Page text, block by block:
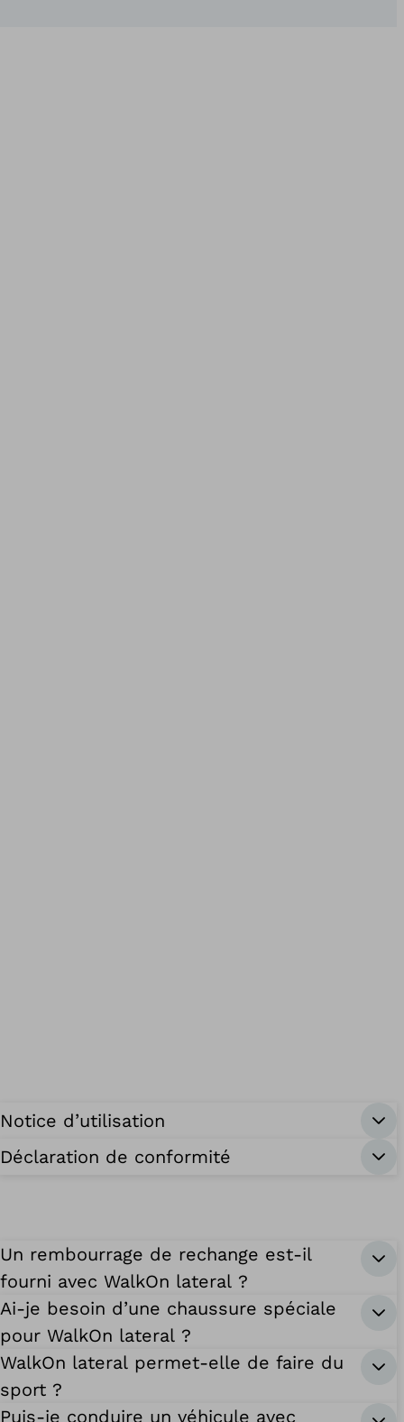
Notice d’utilisation
Déclaration de conformité
Un rembourrage de rechange est-il
fourni avec WalkOn lateral ?
Ai-je besoin d’une chaussure spéciale
pour WalkOn lateral ?
WalkOn lateral permet-elle de faire du
sport ?
Puis-je conduire un véhicule avec